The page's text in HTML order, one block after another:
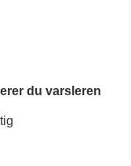
du varsleren